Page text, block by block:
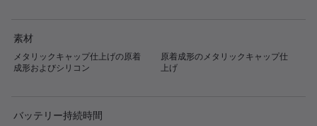
素材
メタリックキャップ仕上げの原着
成形およびシリコン
バッテリー持続時間
原着成形のメタリックキャップ仕
上げ